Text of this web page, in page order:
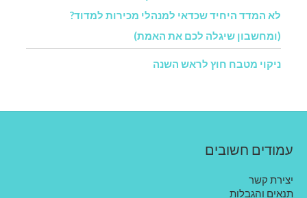
לא המדד היחיד שכדאי למנהלי מכירות למדוד?
(ומחשבון שיגלה לכם את האמת)
ניקוי מטבח חוץ לראש השנה
עמודים חשובים
יצירת קשר
תנאים והגבלות